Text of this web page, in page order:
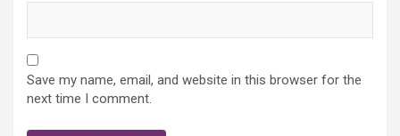
Save my name, email, and website in this browser for the
next time I comment.